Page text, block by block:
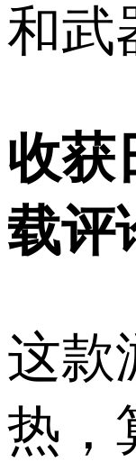
和武
收获
载评
这款
热，